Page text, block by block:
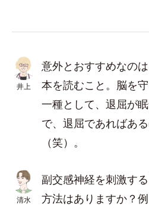
井上
意外とおすすめなの
本を読むこと。脳を
一種として、退屈が
で、退屈であればあ
（笑）。
清水
副交感神経を刺激す
方法はありますか？